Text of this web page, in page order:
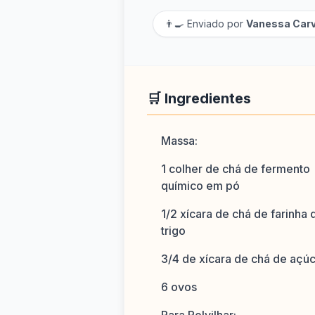
👨‍🍳 Enviado por Vanessa
🛒 Ingredientes
Massa:
1 colher de chá de fermento
químico em pó
1/2 xícara de chá de farinha
trigo
3/4 de xícara de chá de
6 ovos